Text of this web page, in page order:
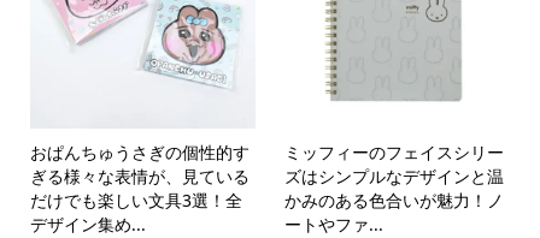
おぱんちゅうさぎの個性的す
ぎる様々な表情が、見ている
だけでも楽しい文具3選！全
デザイン集め...
ミッフィーのフェイスシリー
ズはシンプルなデザインと温
かみのある色合いが魅力！ノ
ートやファ...